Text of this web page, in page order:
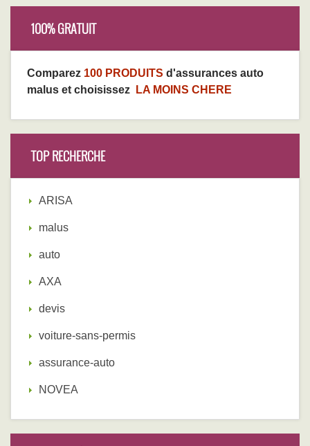
100% GRATUIT
Comparez 100 PRODUITS d'assurances auto
malus et choisissez
LA MOINS CHERE
TOP RECHERCHE
ARISA
malus
auto
AXA
devis
voiture-sans-permis
assurance-auto
NOVEA